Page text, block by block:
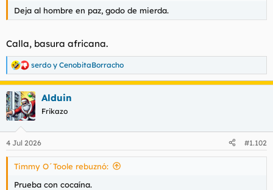
Deja al hombre en paz, godo de mierda.
Calla, basura africana.
R
e
a
c
c
i
e
s
serdo y CenobitaBorracho
Alduin
Frikazo
4 Jul 2026 #1.102
Timmy O´Toole rebuznó:
Prueba con cocaína.